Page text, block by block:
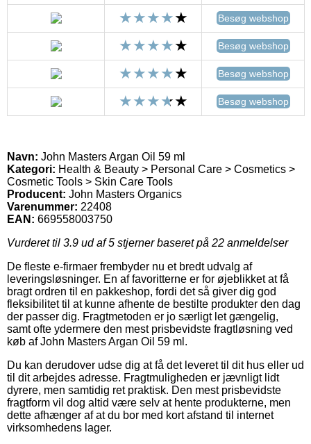
Besøg webshop
Besøg webshop
Besøg webshop
Besøg webshop
Navn: John Masters Argan Oil 59 ml
Kategori: Health & Beauty > Personal Care > Cosmetics >
Cosmetic Tools > Skin Care Tools
Producent: John Masters Organics
Varenummer: 22408
EAN: 669558003750
Vurderet til 3.9 ud af 5 stjerner baseret på 22 anmeldelser
De fleste e-firmaer frembyder nu et bredt udvalg af
leveringsløsninger. En af favoritterne er for øjeblikket at få
bragt ordren til en pakkeshop, fordi det så giver dig god
fleksibilitet til at kunne afhente de bestilte produkter den dag
der passer dig. Fragtmetoden er jo særligt let gængelig,
samt ofte ydermere den mest prisbevidste fragtløsning ved
køb af John Masters Argan Oil 59 ml.
Du kan derudover udse dig at få det leveret til dit hus eller ud
til dit arbejdes adresse. Fragtmuligheden er jævnligt lidt
dyrere, men samtidig ret praktisk. Den mest prisbevidste
fragtform vil dog altid være selv at hente produkterne, men
dette afhænger af at du bor med kort afstand til internet
virksomhedens lager.